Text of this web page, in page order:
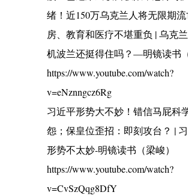
绪！近150万乌克兰人将无限期
房、教育和医疗不堪重负 | 乌克
机波兰还挺得住吗？—明镜读书（
https://www.youtube.com/watch?
v=eNznngcz6Rg
习近平形势大不妙！错信马屁科
怨；保皇位歪招：即刻攻台？ |
形势不太妙-明镜读书（梁峻）
https://www.youtube.com/watch?
v=CvSzQqg8DfY